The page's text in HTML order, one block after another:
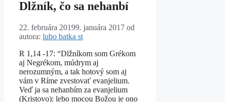
Dlžník, čo sa nehanbí
22. februára 20199. januára 2017 od
autora: lubo batka st
R 1,14 -17: “Dlžníkom som Grékom
aj Negrékom, múdrym aj
nerozumným, a tak hotový som aj
vám v Ríme zvestovať evanjelium.
Veď ja sa nehanbím za evanjelium
(Kristovo): lebo mocou Božou je ono